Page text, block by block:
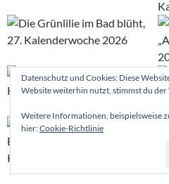
Datenschutz und Cookies: Diese
Website weiterhin nutzt, stimmst du der
Weitere Informationen, beispielsweise
hier:Cookie-Richtlinie